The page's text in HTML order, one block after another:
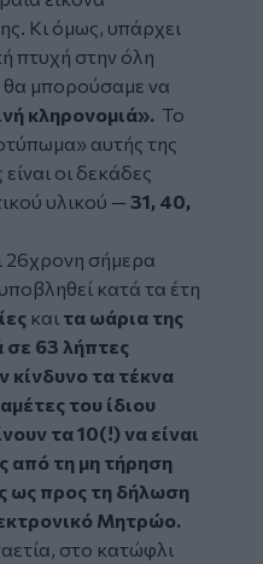
Κι όμως, υπάρχει
πτυχή στην όλη
θα μπορούσαμε να
κληρονομιά». Το
αυτής της
οι δεκάδες
υλικού — 31, 40,
26χρονη σήμερα
κατά τα έτη
και τα ωάρια της
σε 63 λήπτες
κίνδυνο τα τέκνα
του ίδιου
τα 10(!) να είναι
από τη μη τήρηση
ως προς τη δήλωση
Μητρώο.
στο κατώφλι